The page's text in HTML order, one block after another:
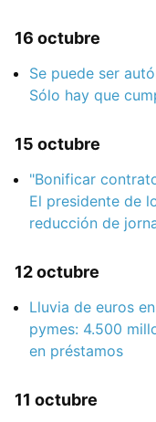
16 octubre
Se puede ser
Sólo hay que
15 octubre
"Bonificar
El presidente de
reducción de
12 octubre
Lluvia de euros
pymes: 4.500
en préstamos
11 octubre